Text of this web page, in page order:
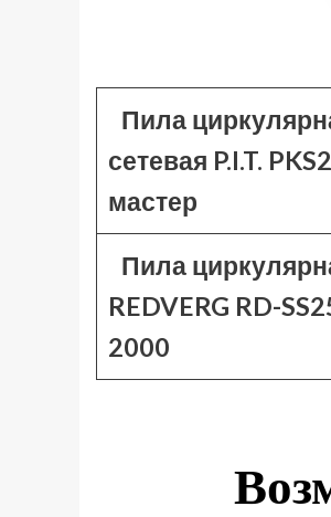
Пила
сетевая P.I.T.
мастер
Пила
REDVERG RD-
2000